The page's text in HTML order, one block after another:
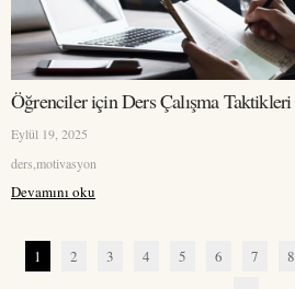
Öğrenciler için Ders Çalışma Taktikleri
Eylül 19, 2025
ders,motivasyon
Devamını oku
1 2 3 4 5 6 7 8